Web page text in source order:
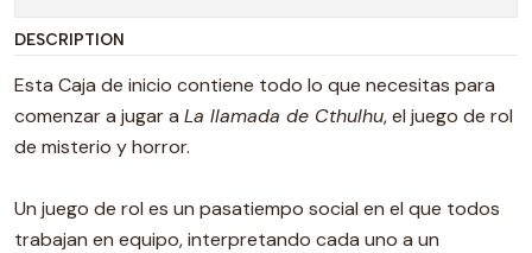
DESCRIPTION
Esta Caja de inicio contiene todo lo que necesitas para
comenzar a jugar a La llamada de Cthulhu, el juego de rol
de misterio y horror.
Un juego de rol es un pasatiempo social en el que todos
trabajan en equipo, interpretando cada uno a un